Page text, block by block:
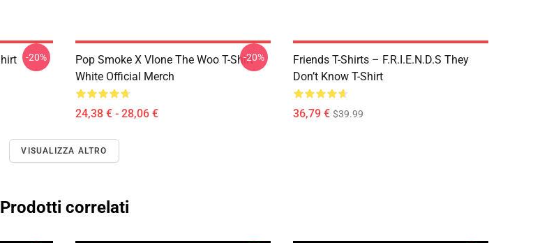
-20%
Pop Smoke X Vlone The Woo T-Shirt
White Official Merch
24,38 € - 28,06 €
-20%
Friends T-Shirts – F.R.I.E.N.D.S They
Don’t Know T-Shirt
36,79 € $39.99
VISUALIZZA ALTRO
Prodotti correlati